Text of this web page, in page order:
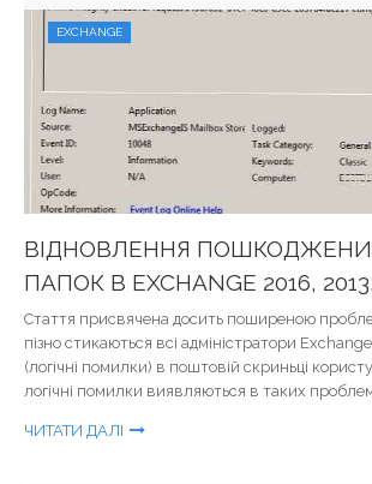
EXCHANGE
ВІДНОВЛЕННЯ
ПАПОК В EXCHANGE 2016,
Стаття присвячена досить поширеною
пізно стикаються всі адміністратори
(логічні помилки) в поштовій скриньці
логічні помилки виявляються в таких
ЧИТАТИ ДАЛІ